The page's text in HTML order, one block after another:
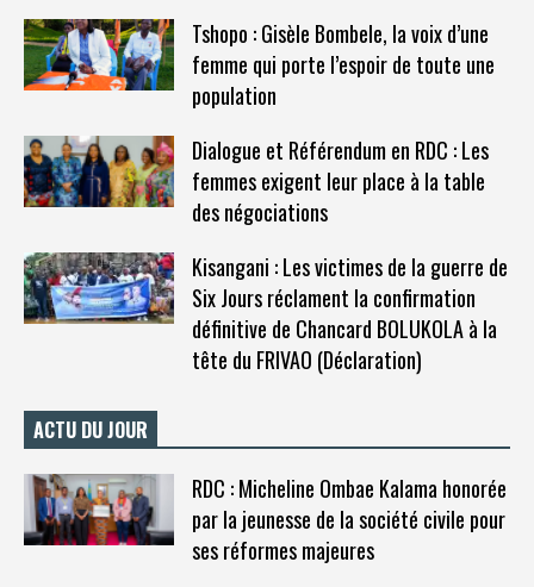
Tshopo : Gisèle Bombele, la voix d’une
femme qui porte l’espoir de toute une
population
Dialogue et Référendum en RDC : Les
femmes exigent leur place à la table
des négociations
Kisangani : Les victimes de la guerre de
Six Jours réclament la confirmation
définitive de Chancard BOLUKOLA à la
tête du FRIVAO (Déclaration)
ACTU DU JOUR
RDC : Micheline Ombae Kalama honorée
par la jeunesse de la société civile pour
ses réformes majeures